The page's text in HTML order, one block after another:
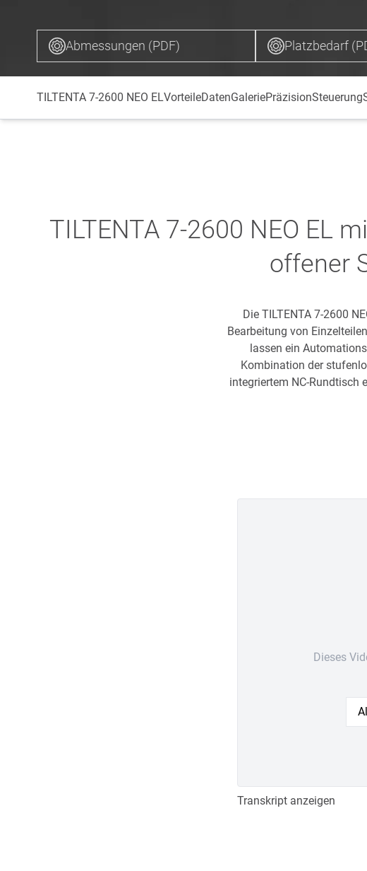
Abmessungen (PDF) Platzbedarf
TILTENTA 7-2600 NEO ELVorteileDatenGaleriePräzisionSteuerung
TILTENTA 7-2600 NEO EL
offener
Die TILTENTA 7-2600
Bearbeitung von
lassen ein
Kombination der
integriertem NC-Rundtisch
Dieses
Transkript anzeigen